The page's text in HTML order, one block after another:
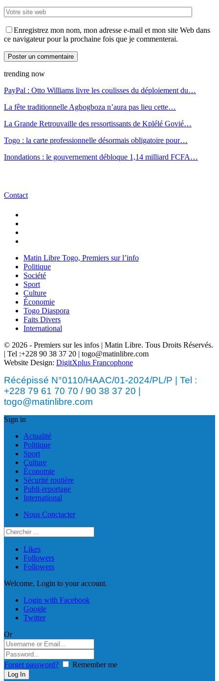
Enregistrez mon nom, mon adresse e-mail et mon site Web dans
ce navigateur pour la prochaine fois que je commenterai.
trending now
PayPal : Otto Williams livre les coulisses du déploiement du…
La fête traditionnelle Agbogboza n’aura pas lieu cette…
La Grande Retrouvaille des ressortissants de Kplélé Govié…
Togo : la carte professionnelle désormais obligatoire pour…
Inondations : le gouvernement débloque 1,14 milliard FCFA…
Contact
Matin Libre Togo, Premiers sur l’info
Politique
Société
Sport
Culture
Économie
Togo Diaspora
Faits Divers
International
© 2026 - Premiers sur les infos | Matin Libre. Tous Droits Réservés.
| Tel :+228 90 38 37 20 | togo@matinlibre.com
Website Design: DigitXplus Francophone
Récépissé N°0110/HAAC/01-2024/PL/P | Tel :
+228 79 61 70 70 / 90 38 37 20 |
togo@matinlibre.com
Sign in
Actualité
Politique
Sport
Culture
Économie
Sécurité routière
Publi-reportage
International
Nous Conctacter
Likes
Followers
Followers
Welcome, Login to your account.
Login with Facebook
Google
Twitter
Or
Forget password? Remember me